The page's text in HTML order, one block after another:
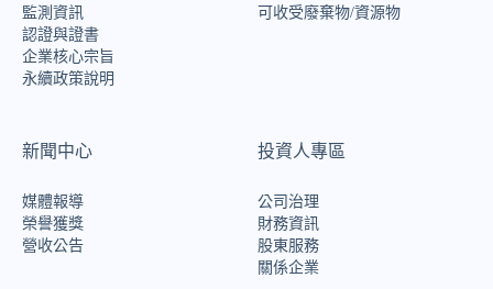
監測資訊
認證與證書
企業核心宗旨
永續政策說明
可收受廢棄物/資源物
新聞中心
媒體報導
榮譽獲獎
營收公告
投資人專區
公司治理
財務資訊
股東服務
關係企業